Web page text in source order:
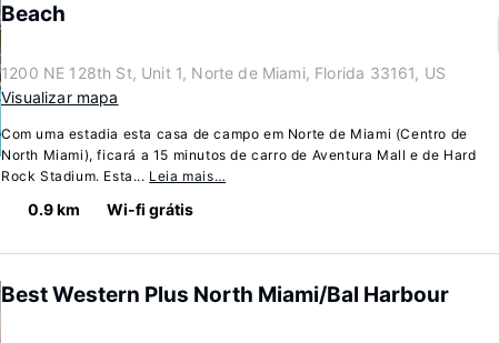
Beach
1200 NE 128th St, Unit 1, Norte de Miami, Florida 33161, US
Visualizar mapa
Com uma estadia esta casa de campo em Norte de Miami (Centro de
North Miami), ficará a 15 minutos de carro de Aventura Mall e de Hard
Rock Stadium. Esta... Leia mais…
0.9 km Wi-fi grátis
Best Western Plus North Miami/Bal Harbour